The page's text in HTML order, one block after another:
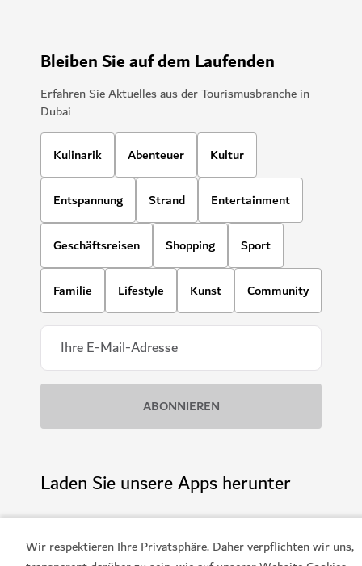
Wir respektieren Ihre Privatsphäre. Daher verpflichten wir uns,
Bleiben Sie auf dem Laufenden
Erfahren Sie Aktuelles aus der Tourismusbranche in
Dubai
Kulinarik Abenteuer Kultur
Entspannung Strand Entertainment
Geschäftsreisen Shopping Sport
Familie Lifestyle Kunst Community
Laden Sie unsere Apps herunter